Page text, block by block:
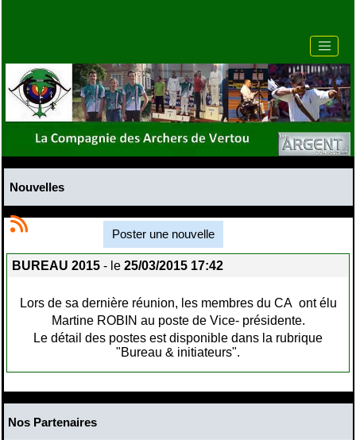
Nouvelles
Poster une nouvelle
BUREAU 2015 - le 25/03/2015 17:42
Lors de sa dernière réunion, les membres du CA ont élu
Martine ROBIN au poste de Vice- présidente.
Le détail des postes est disponible dans la rubrique
"Bureau & initiateurs".
Nos Partenaires